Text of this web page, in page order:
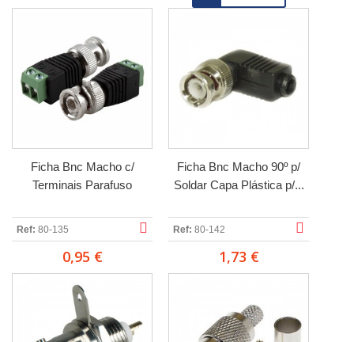
Ficha Bnc Macho c/
Terminais Parafuso
Ref: 80-135
0,95 €
Ficha Bnc Macho 90º p/
Soldar Capa Plástica p/...
Ref: 80-142
1,73 €